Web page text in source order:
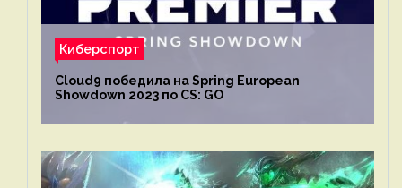
Киберспорт
Cloud9 победила на Spring European
Showdown 2023 по CS: GO